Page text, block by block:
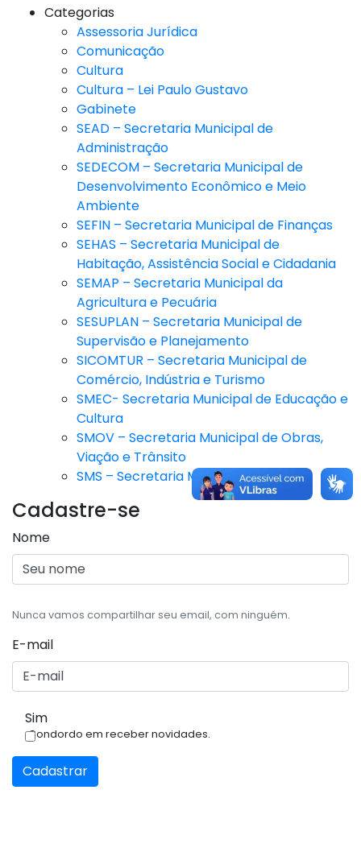
Categorias
Assessoria Jurídica
Comunicação
Cultura
Cultura – Lei Paulo Gustavo
Gabinete
SEAD – Secretaria Municipal de
Administração
SEDECOM – Secretaria Municipal de
Desenvolvimento Econômico e Meio
Ambiente
SEFIN – Secretaria Municipal de Finanças
SEHAS – Secretaria Municipal de
Habitação, Assistência Social e Cidadania
SEMAP – Secretaria Municipal da
Agricultura e Pecuária
SESUPLAN – Secretaria Municipal de
Supervisão e Planejamento
SICOMTUR – Secretaria Municipal de
Comércio, Indústria e Turismo
SMEC- Secretaria Municipal de Educação e
Cultura
SMOV – Secretaria Municipal de Obras,
Viação e Trânsito
SMS – Secretaria Municipal de Saúde
Cadastre-se
Nome
Nunca vamos compartilhar seu email, com ninguém.
E-mail
Sim
Condordo em receber novidades.
Cadastrar